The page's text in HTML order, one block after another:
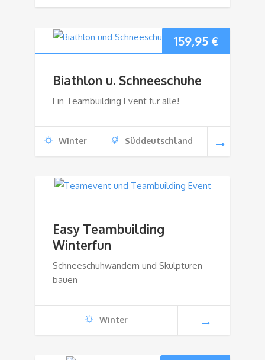
159,95 €
Biathlon u. Schneeschuhe
Ein Teambuilding Event für alle!
Winter Süddeutschland
Easy Teambuilding
Winterfun
Schneeschuhwandern und Skulpturen
bauen
Winter